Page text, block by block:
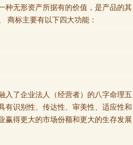
种无形资产所据有的价值，是产品的其
商标主要有以下四大功能：
入了企业法人（经营者）的八字命理五
有识别性、传达性、审美性、适应性和
赢得更大的市场份额和更大的生存发展